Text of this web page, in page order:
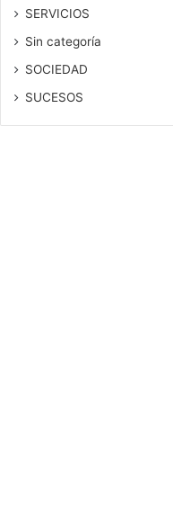
SERVICIOS
Sin categoría
SOCIEDAD
SUCESOS